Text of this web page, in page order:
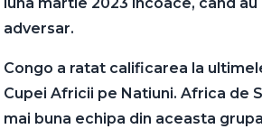
adversar.
Congo a ratat calificarea la
Cupei Africii pe Natiuni. Africa de
mai buna echipa din aceasta